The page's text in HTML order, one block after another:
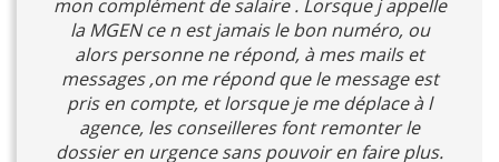
mon complément de salaire . Lorsque j appelle
la MGEN ce n est jamais le bon numéro, ou
alors personne ne répond, à mes mails et
messages ,on me répond que le message est
pris en compte, et lorsque je me déplace à l
agence, les conseilleres font remonter le
dossier en urgence sans pouvoir en faire plus.